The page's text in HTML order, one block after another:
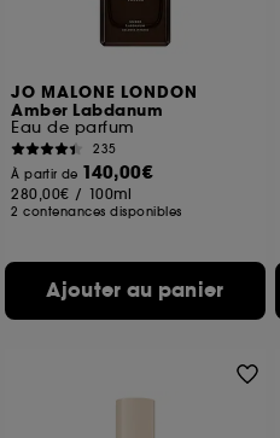
JO MALONE LONDON
Amber Labdanum
Eau de parfum
235
À partir de 140,00€
280,00€ / 100ml
2 contenances disponibles
Ajouter au panier